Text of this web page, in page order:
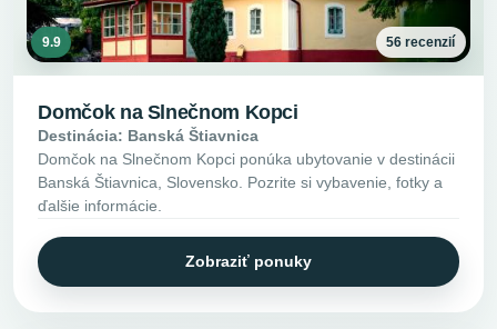
9.9 56 recenzií
Domčok na Slnečnom Kopci
Destinácia: Banská Štiavnica
Domčok na Slnečnom Kopci ponúka ubytovanie v destinácii
Banská Štiavnica, Slovensko. Pozrite si vybavenie, fotky a
ďalšie informácie.
Zobraziť ponuky